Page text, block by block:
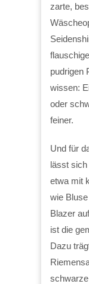
zarte,
pudrigen
wissen:
oder
feiner.
Und für
lässt
etwa mit
wie
Blazer
ist die
Dazu